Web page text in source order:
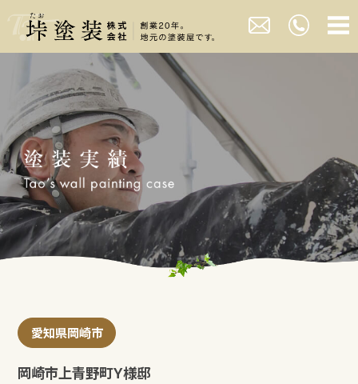
愛知県岡崎市
岡崎市上青野町Ｙ様邸